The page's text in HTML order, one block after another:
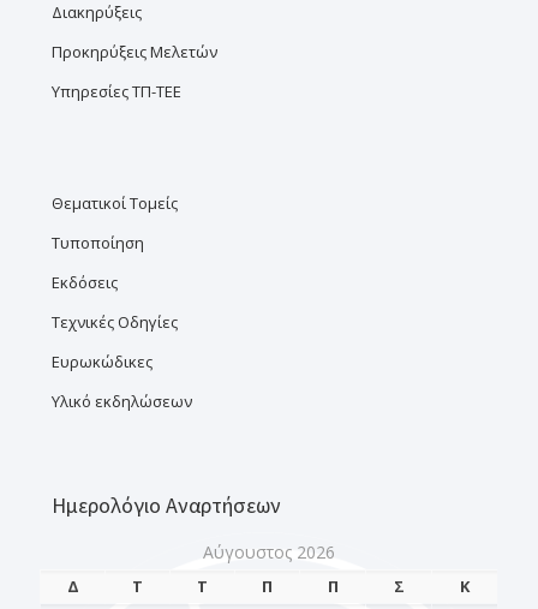
Διακηρύξεις
Προκηρύξεις Μελετών
Υπηρεσίες ΤΠ-ΤΕΕ
Θεματικοί Τομείς
Τυποποίηση
Εκδόσεις
Τεχνικές Οδηγίες
Ευρωκώδικες
Υλικό εκδηλώσεων
Ημερολόγιο Αναρτήσεων
Αύγουστος 2026
Δ Τ Τ Π Π Σ
Κ